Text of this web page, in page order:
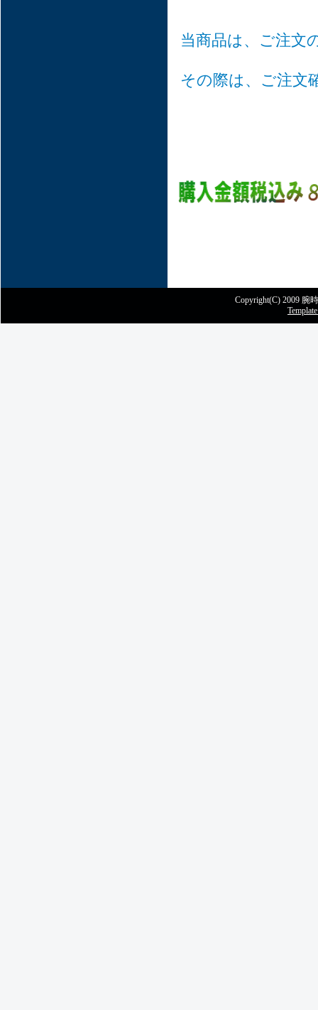
当商品は、ご注文
その際は、ご注文
Copyright(C) 2009 腕